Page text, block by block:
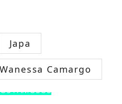
Japa
Wanessa Camargo
FAMOSOS